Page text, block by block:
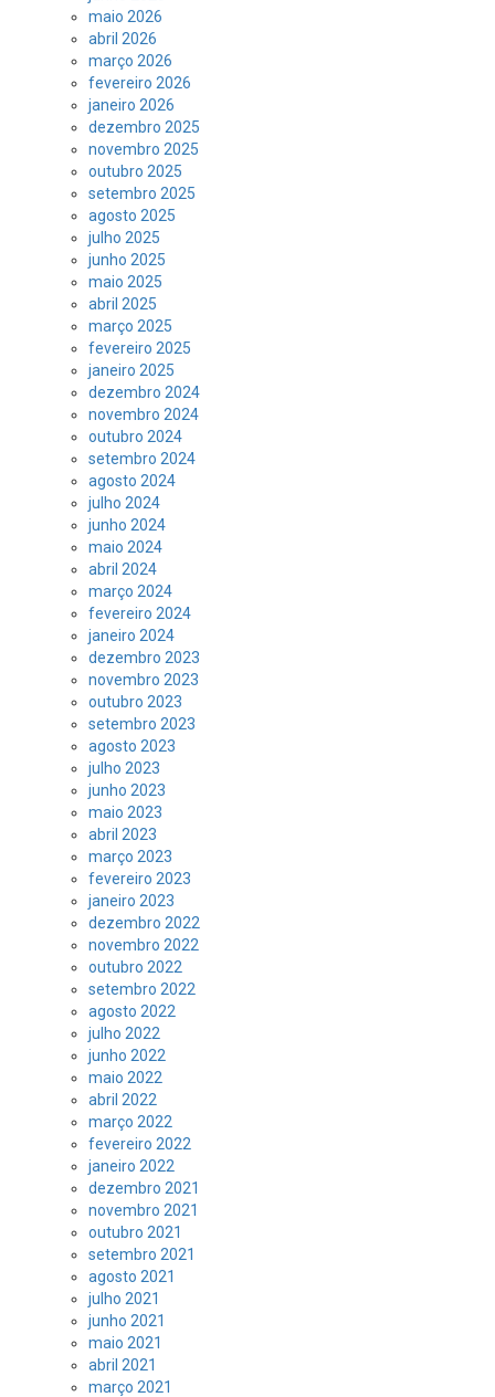
maio 2026
abril 2026
março 2026
fevereiro 2026
janeiro 2026
dezembro 2025
novembro 2025
outubro 2025
setembro 2025
agosto 2025
julho 2025
junho 2025
maio 2025
abril 2025
março 2025
fevereiro 2025
janeiro 2025
dezembro 2024
novembro 2024
outubro 2024
setembro 2024
agosto 2024
julho 2024
junho 2024
maio 2024
abril 2024
março 2024
fevereiro 2024
janeiro 2024
dezembro 2023
novembro 2023
outubro 2023
setembro 2023
agosto 2023
julho 2023
junho 2023
maio 2023
abril 2023
março 2023
fevereiro 2023
janeiro 2023
dezembro 2022
novembro 2022
outubro 2022
setembro 2022
agosto 2022
julho 2022
junho 2022
maio 2022
abril 2022
março 2022
fevereiro 2022
janeiro 2022
dezembro 2021
novembro 2021
outubro 2021
setembro 2021
agosto 2021
julho 2021
junho 2021
maio 2021
abril 2021
março 2021